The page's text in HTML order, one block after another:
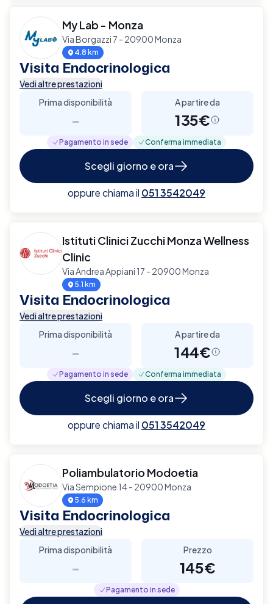
My Lab - Monza
Via Borgazzi 7 - 20900 Monza
4.8 km
Visita Endocrinologica
Vedi altre prestazioni
Prima disponibilità
-
A partire da
135€
Pagamento in sede Conferma immediata
Scegli giorno e ora
oppure chiama il 051 3542049
Istituti Clinici Zucchi Monza Wellness
Clinic
Via Andrea Appiani 17 - 20900 Monza
5.1 km
Visita Endocrinologica
Vedi altre prestazioni
Prima disponibilità
-
A partire da
144€
Pagamento in sede Conferma immediata
Scegli giorno e ora
oppure chiama il 051 3542049
Poliambulatorio Modoetia
Via Sempione 14 - 20900 Monza
5.6 km
Visita Endocrinologica
Vedi altre prestazioni
Prima disponibilità
-
Prezzo
145€
Pagamento in sede